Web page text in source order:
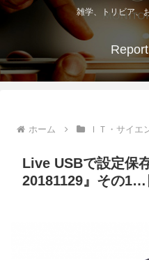
雑学、トリビア、
ホーム ＩＴ・サイエ
Live USBで設定保
20181129』その1…